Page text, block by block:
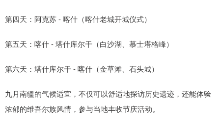
第四天：阿克苏 - 喀什（喀什老城开城仪式）
第五天：喀什 - 塔什库尔干（白沙湖、慕士塔格峰）
第六天：塔什库尔干 - 喀什（金草滩、石头城）
九月南疆的气候适宜，不仅可以舒适地探访历史遗迹，还能体验
浓郁的维吾尔族风情，参与当地丰收节庆活动。